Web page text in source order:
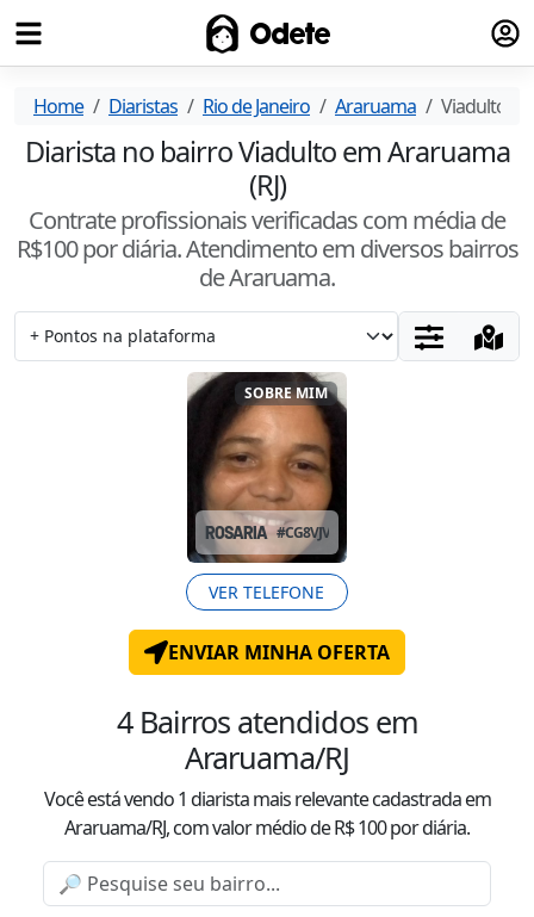
Odete
Home Diaristas Rio de Janeiro Araruama Viadulto
Diarista no bairro Viadulto em Araruama
(RJ)
Contrate profissionais verificadas com média de
R$100por diária. Atendimentoem diversos bairros
de Araruama.
SOBRE MIM
ROSARIA #CG8VJVEP
VER TELEFONE
ENVIAR MINHA OFERTA
4 Bairros atendidos em
Araruama/RJ
Você está vendo1 diarista mais relevante cadastrada em
Araruama/RJ, com valormédiode R$100por diária.